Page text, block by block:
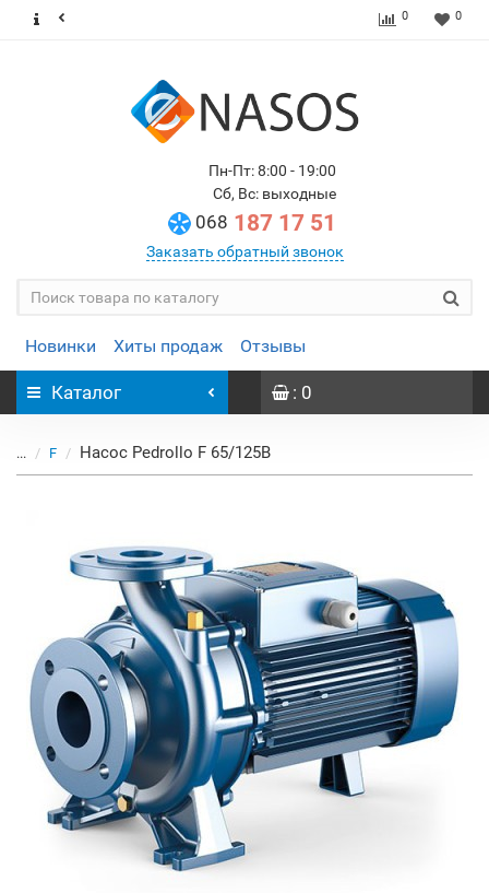
0 0
Пн-Пт: 8:00 - 19:00
Сб, Вс: выходные
068 187 17 51
Заказать обратный звонок
Новинки Хиты продаж Отзывы
Каталог : 0
... F Насос Pedrollo F 65/125B